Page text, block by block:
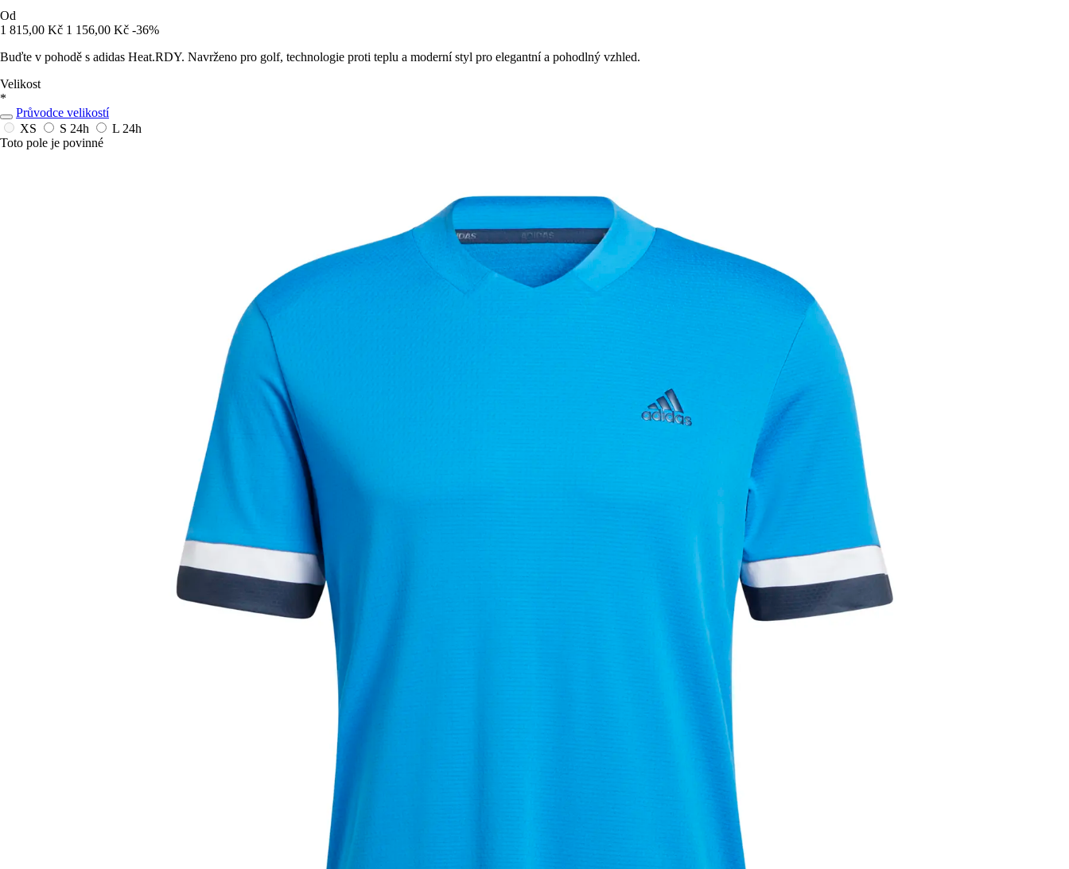
Od
1 815,00 Kč 1 156,00 Kč -36%
Buďte v pohodě s adidas Heat.RDY. Navrženo pro golf, technologie proti teplu a moderní styl pro elegantní a pohodlný vzhled.
Velikost
*
Průvodce velikostí
XS
S 24h L 24h
Toto pole je povinné